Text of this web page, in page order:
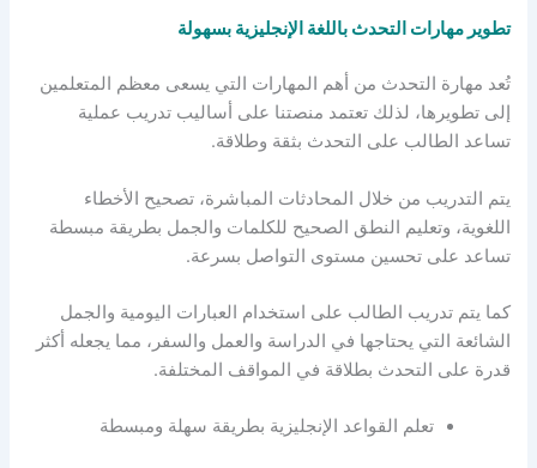
تطوير مهارات التحدث باللغة الإنجليزية بسهولة
تُعد مهارة التحدث من أهم المهارات التي يسعى معظم المتعلمين
إلى تطويرها، لذلك تعتمد منصتنا على أساليب تدريب عملية
تساعد الطالب على التحدث بثقة وطلاقة.
يتم التدريب من خلال المحادثات المباشرة، تصحيح الأخطاء
اللغوية، وتعليم النطق الصحيح للكلمات والجمل بطريقة مبسطة
تساعد على تحسين مستوى التواصل بسرعة.
كما يتم تدريب الطالب على استخدام العبارات اليومية والجمل
الشائعة التي يحتاجها في الدراسة والعمل والسفر، مما يجعله أكثر
قدرة على التحدث بطلاقة في المواقف المختلفة.
تعلم القواعد الإنجليزية بطريقة سهلة ومبسطة